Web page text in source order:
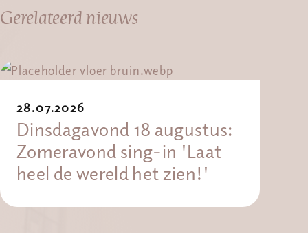
Gerelateerd nieuws
28.07.2026
Dinsdagavond 18 augustus:
Zomeravond sing-in 'Laat
heel de wereld het zien!'